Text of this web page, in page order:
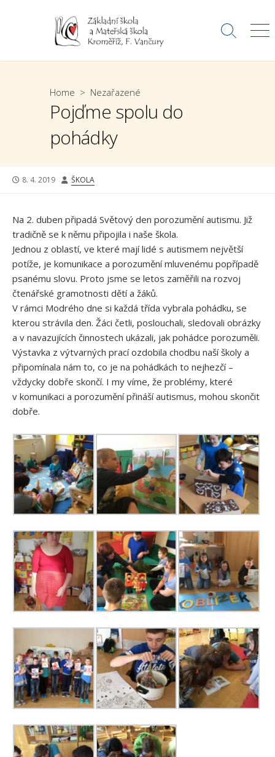
Search
Home > Nezařazené
Pojďme spolu do
pohádky
PUBLISHED
8. 4. 2019 AUTHOR
ŠKOLA
Na 2. duben připadá Světový den porozumění autismu. Již
tradičně se k němu připojila i naše škola.
Jednou z oblastí, ve které mají lidé s autismem největší
potíže, je komunikace a porozumění mluvenému popřípadě
psanému slovu. Proto jsme se letos zaměřili na rozvoj
čtenářské gramotnosti dětí a žáků.
V rámci Modrého dne si každá třída vybrala pohádku, se
kterou strávila den. Žáci četli, poslouchali, sledovali obrázky
a v navazujících činnostech ukázali, jak pohádce porozuměli.
Výstavka z výtvarných prací ozdobila chodbu naší školy a
připomínala nám to, co je na pohádkách to nejhezčí –
vždycky dobře skončí. I my víme, že problémy, které
v komunikaci a porozumění přináší autismus, mohou skončit
dobře.